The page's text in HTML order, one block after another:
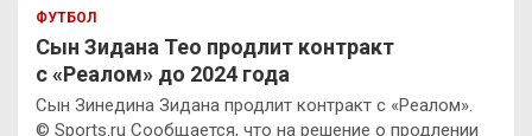
ФУТБОЛ
Сын Зидана Тео продлит контракт
с «Реалом» до 2024 года
Сын Зинедина Зидана продлит контракт с «Реалом».
© Sports.ru Сообщается, что на решение о продлении